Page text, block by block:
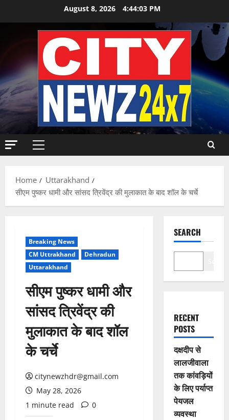
August 8, 2026 4:44:04 PM
Primary
Home
Uttarakhand
सीएम पुष्कर धामी और सांसद त्रिवेंद्र की मुलाकात के बाद शॉल के चर्चे
Breaking News
CM Uttrakhand
Dehradun
Uttarakhand
सीएम पुष्कर धामी और
सांसद त्रिवेंद्र की
मुलाकात के बाद शॉल
के चर्चे
citynewzhdr@gmail.com
May 28, 2026
1 minute read
0
SEARCH
RECENT
POSTS
दक्षदीप से
लालजीवाला
तक कांवड़ियों
के लिए पर्याप्त
पेयजल
व्यवस्था